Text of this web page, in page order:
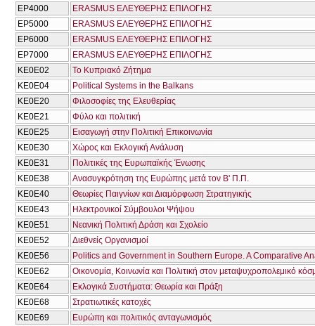
ΕΡ4000
ERASMUS ΕΛΕΥΘΕΡΗΣ ΕΠΙΛΟΓΗΣ
ΕΡ5000
ERASMUS ΕΛΕΥΘΕΡΗΣ ΕΠΙΛΟΓΗΣ
ΕΡ6000
ERASMUS ΕΛΕΥΘΕΡΗΣ ΕΠΙΛΟΓΗΣ
ΕΡ7000
ERASMUS ΕΛΕΥΘΕΡΗΣ ΕΠΙΛΟΓΗΣ
ΚΕ0Ε02
Το Κυπριακό Ζήτημα
ΚΕ0Ε04
Political Systems in the Balkans
ΚΕ0Ε20
Φιλοσοφίες της Ελευθερίας
ΚΕ0Ε21
Φύλο και πολιτική
ΚΕ0Ε25
Εισαγωγή στην Πολιτική Επικοινωνία
ΚΕ0Ε30
Χώρος και Εκλογική Ανάλυση
ΚΕ0Ε31
Πολιτικές της Ευρωπαϊκής Ένωσης
ΚΕ0Ε38
Ανασυγκρότηση της Ευρώπης μετά τον Β' Π.Π.
ΚΕ0Ε40
Θεωρίες Παιγνίων και Διαμόρφωση Στρατηγικής
ΚΕ0Ε43
Ηλεκτρονικοί Σύμβουλοι Ψήψου
ΚΕ0Ε51
Νεανική Πολιτική Δράση και Σχολείο
ΚΕ0Ε52
Διεθνείς Οργανισμοί
ΚΕ0Ε56
Politics and Government in Southern Europe. A Comparative
ΚΕ0Ε62
Οικονομία, Κοινωνία και Πολιτική στον μεταψυχροπολεμικό
ΚΕ0Ε64
Εκλογικά Συστήματα: Θεωρία και Πράξη
ΚΕ0Ε68
Στρατιωτικές κατοχές
ΚΕ0Ε69
Ευρώπη και πολιτικός ανταγωνισμός